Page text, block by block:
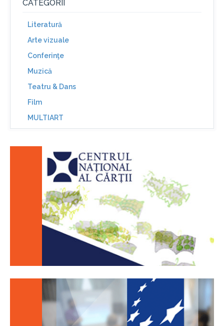
CATEGORII
Literatură
Arte vizuale
Conferinţe
Muzică
Teatru & Dans
Film
MULTIART